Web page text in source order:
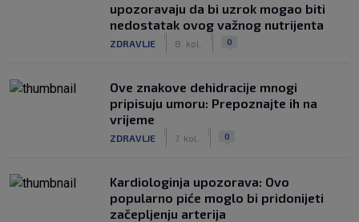
upozoravaju da bi uzrok mogao biti
nedostatak ovog važnog nutrijenta
ZDRAVLJE 8. kol. 0
Ove znakove dehidracije mnogi
pripisuju umoru: Prepoznajte ih na
vrijeme
ZDRAVLJE 7. kol. 0
Kardiologinja upozorava: Ovo
popularno piće moglo bi pridonijeti
začepljenju arterija